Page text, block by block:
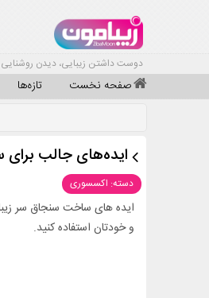
دوست داشتن زیبایی، دیدن
صفحه نخست تازه‌ها
ایده‌های جالب
دسته: اکسسوری
ایده های ساخت سنجاق سر
و خودتان استفاده کنید.